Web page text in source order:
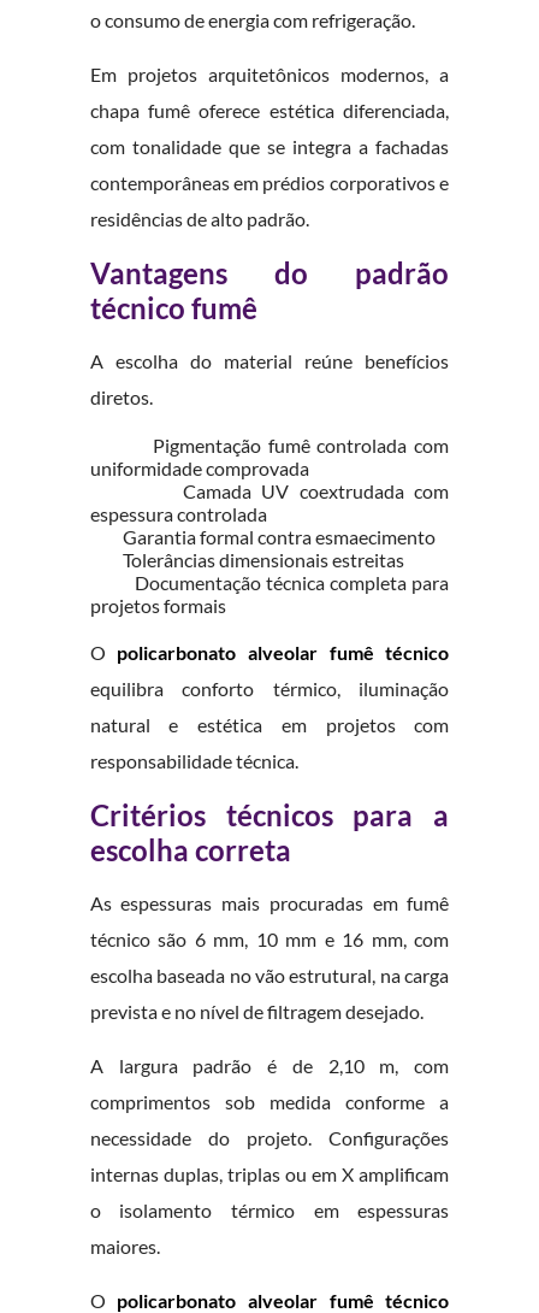
o consumo de energia com refrigeração.
Em projetos arquitetônicos modernos, a
chapa fumê oferece estética diferenciada,
com tonalidade que se integra a fachadas
contemporâneas em prédios corporativos e
residências de alto padrão.
Vantagens do padrão
técnico fumê
A escolha do material reúne benefícios
diretos.
Pigmentação fumê controlada com
uniformidade comprovada
Camada UV coextrudada com
espessura controlada
Garantia formal contra esmaecimento
Tolerâncias dimensionais estreitas
Documentação técnica completa para
projetos formais
O policarbonato alveolar fumê técnico
equilibra conforto térmico, iluminação
natural e estética em projetos com
responsabilidade técnica.
Critérios técnicos para a
escolha correta
As espessuras mais procuradas em fumê
técnico são 6 mm, 10 mm e 16 mm, com
escolha baseada no vão estrutural, na carga
prevista e no nível de filtragem desejado.
A largura padrão é de 2,10 m, com
comprimentos sob medida conforme a
necessidade do projeto. Configurações
internas duplas, triplas ou em X amplificam
o isolamento térmico em espessuras
maiores.
O policarbonato alveolar fumê técnico